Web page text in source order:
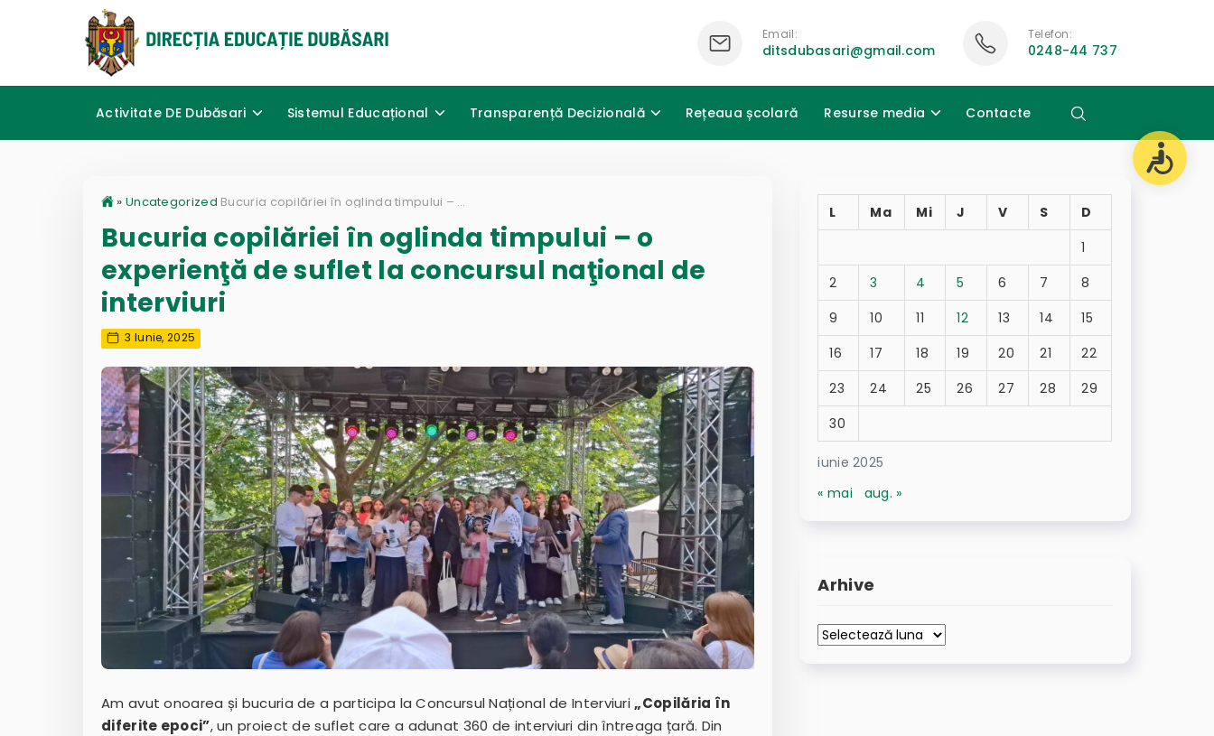
Email:
ditsdubasari@gmail.com
Telefon:
0248-44 737
Activitate DE Dubăsari Sistemul Educațional Transparență Decizională Rețeaua școlară Resurse media Contacte
» Uncategorized Bucuria copilăriei în oglinda timpului – o experienţă de suflet la concursul naţional de interviuri
Bucuria copilăriei în oglinda timpului – o
experienţă de suflet la concursul naţional de
interviuri
3 Iunie, 2025
Am avut onoarea și bucuria de a participa la Concursul Național de Interviuri„Copilăria în
diferite epoci”, un proiect de suflet care a adunat 360 de interviuri din întreaga țară. Din
iunie 2025
L Ma Mi J V S
D
1
2
3 4 5 6 7
8
9
10 11 12 13 14
15
16
17 18 19 20 21
22
23
24 25 26 27 28
29
30
« mai aug. »
Arhive
Arhive